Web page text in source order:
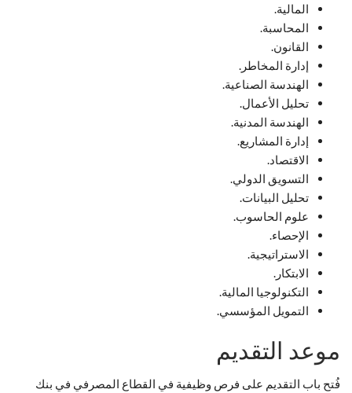
المالية.
المحاسبة.
القانون.
إدارة المخاطر.
الهندسة الصناعية.
تحليل الأعمال.
الهندسة المدنية.
إدارة المشاريع.
الاقتصاد.
التسويق الدولي.
تحليل البيانات.
علوم الحاسوب.
الإحصاء.
الاستراتيجية.
الابتكار.
التكنولوجيا المالية.
التمويل المؤسسي.
موعد التقديم
فُتح باب التقديم على فرص وظيفية في القطاع المصرفي في بنك